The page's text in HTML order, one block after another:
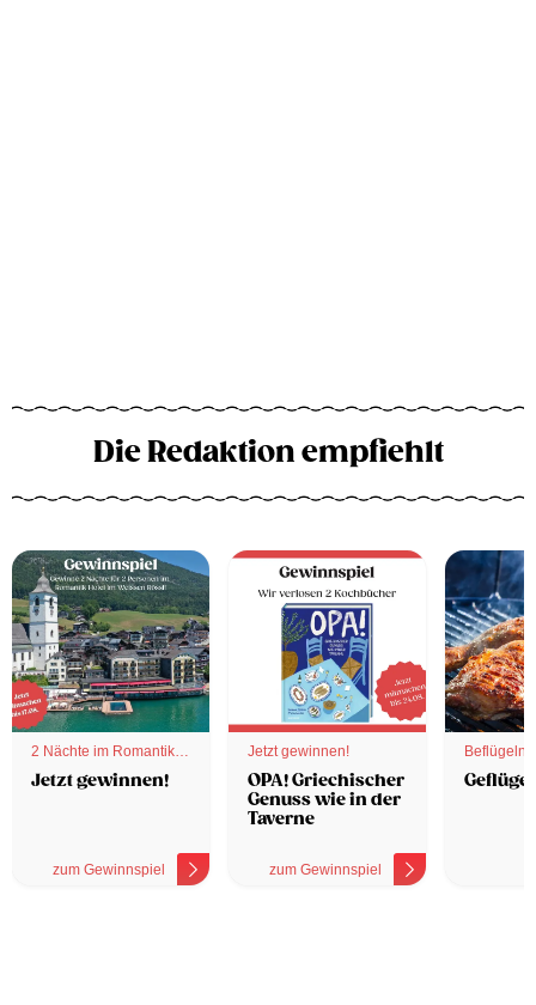
Die Redaktion empfiehlt
2 Nächte im Romantik
Hotel
Jetzt gewinnen!
zum Gewinnspiel
Jetzt gewinnen!
OPA! Griechischer
Genuss wie in der
Taverne
zum Gewinnspiel